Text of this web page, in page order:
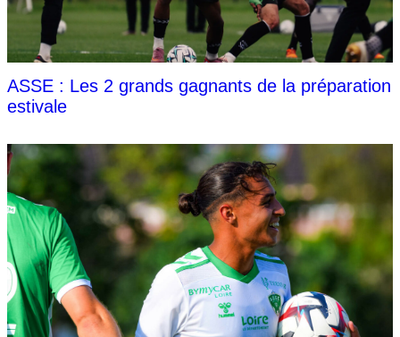
ASSE : Les 2 grands gagnants de la préparation
estivale